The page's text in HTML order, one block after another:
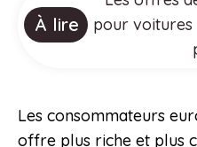
À lire
pour voitures
Les consommateurs
offre plus riche et plus